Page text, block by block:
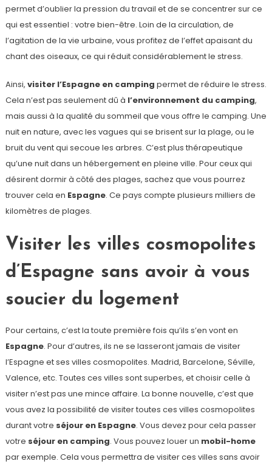
permet d’oublier la pression du travail et de se concentrer sur ce
qui est essentiel : votre bien-être. Loin de la circulation, de
l’agitation de la vie urbaine, vous profitez de l’effet apaisant du
chant des oiseaux, ce qui réduit considérablement le stress.
Ainsi, visiter l’Espagne en camping permet de réduire le stress.
Cela n’est pas seulement dû à l’environnement du camping,
mais aussi à la qualité du sommeil que vous offre le camping. Une
nuit en nature, avec les vagues qui se brisent sur la plage, ou le
bruit du vent qui secoue les arbres. C’est plus thérapeutique
qu’une nuit dans un hébergement en pleine ville. Pour ceux qui
désirent dormir à côté des plages, sachez que vous pourrez
trouver cela en Espagne. Ce pays compte plusieurs milliers de
kilomètres de plages.
Visiter les villes cosmopolites
d’Espagne sans avoir à vous
soucier du logement
Pour certains, c’est la toute première fois qu’ils s’en vont en
Espagne. Pour d’autres, ils ne se lasseront jamais de visiter
l’Espagne et ses villes cosmopolites. Madrid, Barcelone, Séville,
Valence, etc. Toutes ces villes sont superbes, et choisir celle à
visiter n’est pas une mince affaire. La bonne nouvelle, c’est que
vous avez la possibilité de visiter toutes ces villes cosmopolites
durant votre séjour en Espagne. Vous devez pour cela passer
votre séjour en camping. Vous pouvez louer un mobil-home
par exemple. Cela vous permettra de visiter ces villes sans avoir